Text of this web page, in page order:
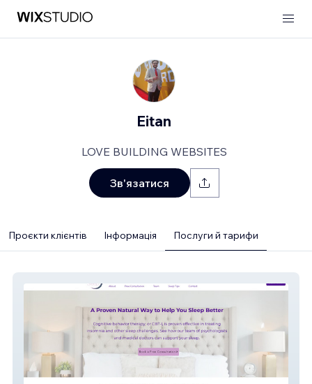
Eitan
LOVE BUILDING WEBSITES
Зв'язатися
Проєкти клієнтів Інформація Послуги й тарифи